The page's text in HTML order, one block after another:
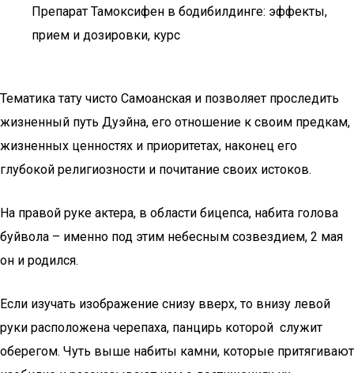
Препарат Тамоксифен в бодибилдинге: эффекты,
прием и дозировки, курс
Тематика тату чисто Самоанская и позволяет проследить
жизненный путь Дуэйна, его отношение к своим предкам,
жизненных ценностях и приоритетах, наконец его
глубокой религиозности и почитание своих истоков.
На правой руке актера, в области бицепса, набита голова
буйвола – именно под этим небесным созвездием, 2 мая
он и родился.
Если изучать изображение снизу вверх, то внизу левой
руки расположена черепаха, панцирь которой служит
оберегом. Чуть выше набиты камни, которые притягивают